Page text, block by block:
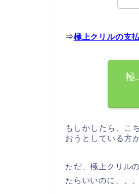
⇒極上クリルの支
極
もしかしたら、こ
おうとしている方
ただ、極上クリル
たらいいのに、、